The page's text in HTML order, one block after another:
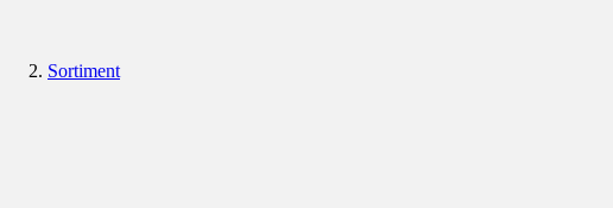
Sortiment